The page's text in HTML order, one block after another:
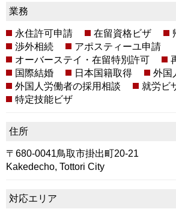
業務
永住許可申請 在留資格ビザ
渉外相続
アポスティーユ申請
オーバーステイ・在留特別許可
国際結婚
日本国籍取得
外国
外国人労働者の採用相談
就労ビ
特定技能ビザ
住所
〒680-0041鳥取市掛出町20-
Kakedecho, Tottori City
対応エリア